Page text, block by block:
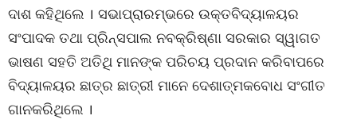
ଦାଶ କହିଥିଲେ । ସଭାପ୍ରାରମ୍ଭରେ ଉକ୍ତବିଦ୍ୟାଳୟର
ସଂପାଦକ ତଥା ପ୍ରିନ୍ସପାଲ ନବକ୍ରିଷ୍ଣା ସରକାର ସ୍ୱାଗତ
ଭାଷଣ ସହତି ଅତିଥି ମାନଙ୍କ ପରିଚୟ ପ୍ରଦାନ କରିବାପରେ
ବିଦ୍ୟାଳୟର ଛାତ୍ର ଛାତ୍ରୀ ମାନେ ଦେଶାତ୍ମକବୋଧ ସଂଗୀତ
ଗାନକରିଥିଲେ ।